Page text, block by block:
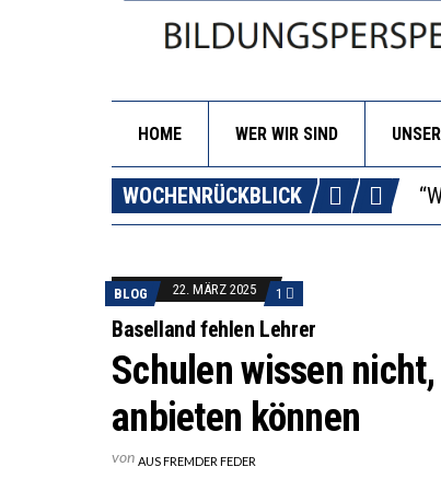
HOME WER WIR SIND
WOCHENRÜCKBLICK
BLOG 22. MÄRZ 2025 1
Baselland fehlen Lehrer
Schulen wissen
anbieten können
von AUS FREMDER FEDER